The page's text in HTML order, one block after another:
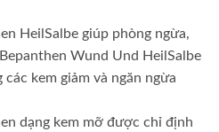
HeilSalbe giúp phòng ngừa,
Wund Und HeilSalbe
kem giảm và ngăn ngừa
dạng kem mỡ được chỉ định